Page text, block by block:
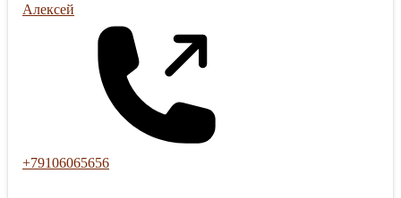
Алексей
+79106065656